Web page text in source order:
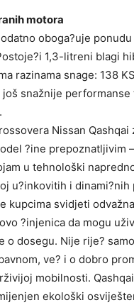
motora
oboga?uje
1,3-litreni blagi
razinama snage: 138
još snažnije
Nissan Qashqai
?ine prepoznatljivim
u tehnološki
u?inkovitih i dinami?nih
kupcima svidjeti
?injenica da mogu
o dosegu. Nije rije?
ve? i o dobro
mobilnosti.
ekološki